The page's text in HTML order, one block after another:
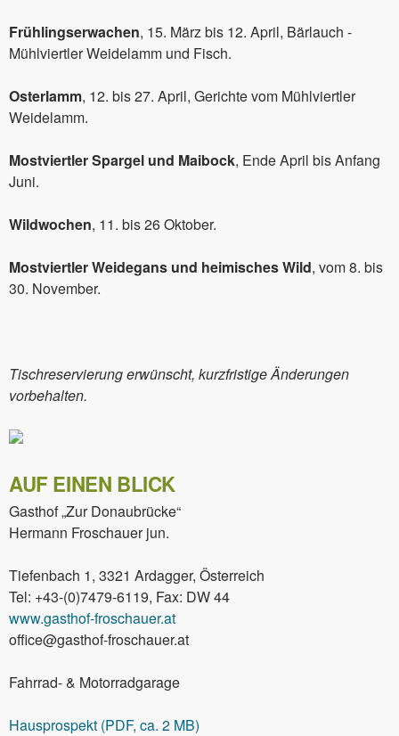
Frühlingserwachen, 15. März bis 12. April, Bärlauch -
Mühlviertler Weidelamm und Fisch.
Osterlamm, 12. bis 27. April, Gerichte vom Mühlviertler
Weidelamm.
Mostviertler Spargel und Maibock, Ende April bis Anfang
Juni.
Wildwochen, 11. bis 26 Oktober.
Mostviertler Weidegans und heimisches Wild, vom 8. bis
30. November.
Tischreservierung erwünscht, kurzfristige Änderungen
vorbehalten.
AUF EINEN BLICK
Gasthof „Zur Donaubrücke“
Hermann Froschauer jun.
Tiefenbach 1, 3321 Ardagger, Österreich
Tel: +43-(0)7479-6119, Fax: DW 44
www.gasthof-froschauer.at
office@gasthof-froschauer.at
Fahrrad- & Motorradgarage
Hausprospekt (PDF, ca. 2 MB)